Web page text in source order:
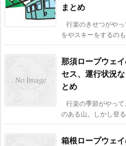
まとめ
行楽のきせつがや
をやスキーをするの
那須ロープウェ
セス、運行状況
とめ
行楽の季節がやっ
のある山。しかし登
箱根ロープウェ